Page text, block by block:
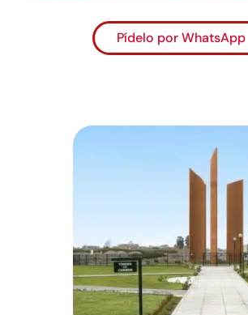
Pídelo por WhatsApp